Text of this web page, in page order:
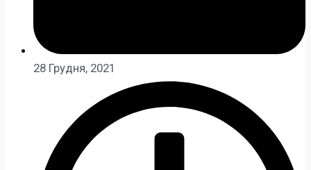
28 Грудня, 2021